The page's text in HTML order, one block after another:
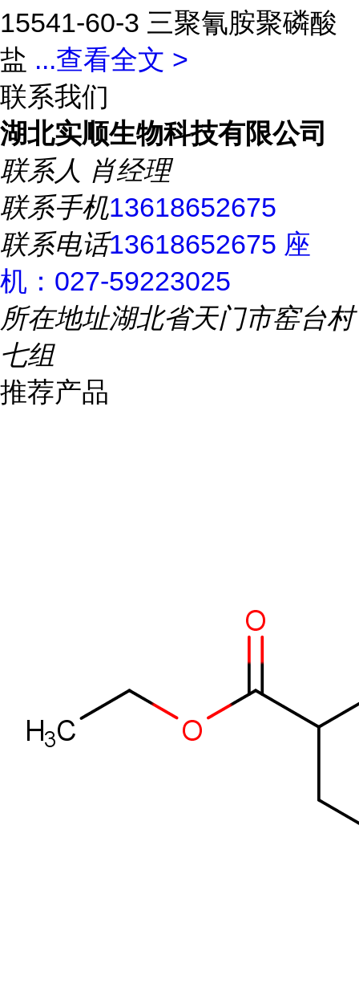
15541-60-3 三聚氰胺聚磷酸
盐 ...查看全文 >
联系我们
湖北实顺生物科技有限公司
联系人 肖经理
联系手机13618652675
联系电话13618652675 座
机：027-59223025
所在地址湖北省天门市窑台村
七组
推荐产品